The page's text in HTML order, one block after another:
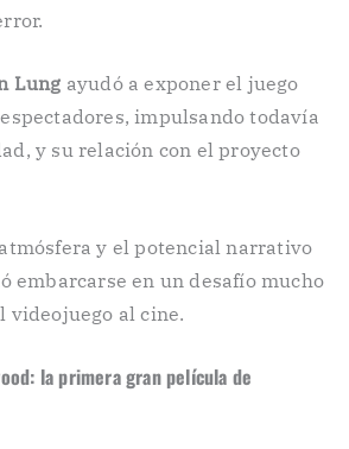
Lung ayudó a exponer el juego
impulsando todavía
y su relación con el proyecto
y el potencial narrativo
embarcarse en un desafío mucho
videojuego al cine.
la primera gran película de